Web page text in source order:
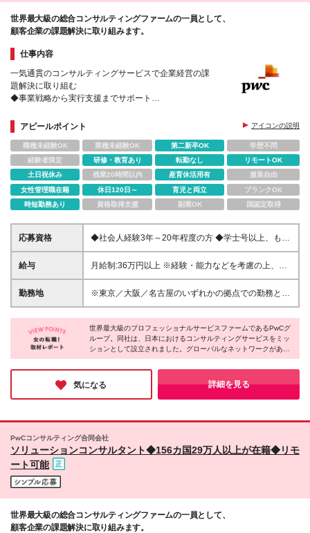
世界最大級の総合コンサルティングファームの一員として、
顧客企業の課題解決に取り組みます。
仕事内容
一気通貫のコンサルティングサービスで企業経営の課
題解決に取り組む
◆事業戦略から実行支援までサポート
◆選択できるキャリアパス
◆産育休復帰後の支援体制も万全
アピールポイント アイコンの説明
職種未経験OK 業種未経験OK 第二新卒OK
学歴不問
経験者限定
研修・教育あり 転勤なし
リモートOK
土日祝休み
残業20時間以内 産育休活用有
服装自由
女性管理職在籍
休日120日～ 育児と両立
ブランクOK
時短勤務あり
資格取得支援 副業OK 国認定取得
応募資格
◆社会人経験3年～20年程度の方 ◆学士号以上、もし
くは準ずる資格をお持ちの方 ◆以下いずれかのご経
験をお持ちの方 ・プロフェッショナルファームにお
業界において、事業企画、経営・財務企画、業務企
画、営業企画、IT企画等の経験
給与
月給制:36万円以上 ※経験・能力などを考慮の上、決
定いたします。 ※みなし残業30時間含む。 30時間
を超える時間外労働分についての割増賃金は追加で支
勤務地
※東京／大阪／名古屋のいずれかの拠点での勤務とな
ります ※各領域により異なりますので、詳細はお問合
せください 【本社】 東京都千代田区大手町1-2-1
Otemachi One タワー 【大阪オフィス】 大阪市北区
大深町4-20 グランフロント大阪 タワー A 36階 【名古
屋オフィス】 愛知県名古屋市中村区名駅1-1-4 JRセ
ントラルタワーズ 38階
世界最大級のプロフェッショナルサービスファームであるPwCグ
ループ。同社は、日本におけるコンサルティングサービスをミッ
ションとして設立されました。グローバルなネットワークがあ
り、意欲やスキルがあれば海外への異動やマネジメント職へのキ
ャリアアップも可能。ベビーシッターの利用補助や産育休制度な
ど、子育てをしながら働ける環境も整っておりライフイベントを
迎えても長くキャリアを築いていける会社だと感じました。
気になる 詳細を見る
PwCコンサルティング合同会社
ソリューションコンサルタント◆156カ国29万人以上が在籍◆リモ
ート可能
世界最大級の総合コンサルティングファームの一員として、
顧客企業の課題解決に取り組みます。